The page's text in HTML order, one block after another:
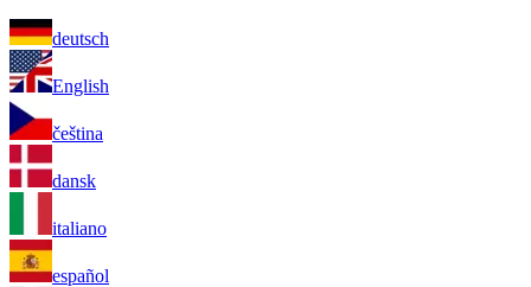
deutsch
English
čeština
dansk
italiano
español